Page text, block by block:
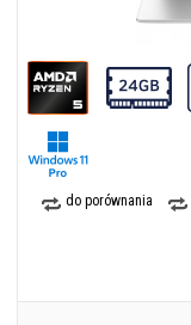
do porównania